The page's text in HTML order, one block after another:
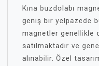
Kına buzdolabı
geniş bir yelpazede
magnetler genellikle
satılmaktadır ve
alınabilir. Özel